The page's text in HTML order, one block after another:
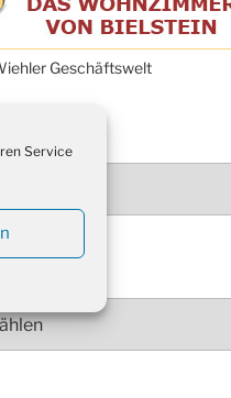
Service
im Ev. Gemeindehaus um
MGV im Stadtteilhaus um
von 16-20 Uhr
Akkordeon-Orchester im
um 16:00 Uhr
Geschäftswelt